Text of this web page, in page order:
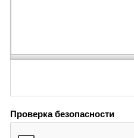
Проверка безопасности